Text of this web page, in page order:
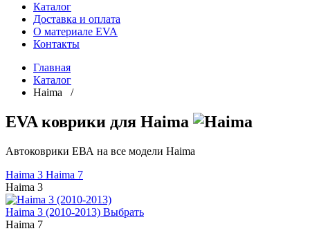
Каталог
Доставка и оплата
О материале EVA
Контакты
Главная
Каталог
Haima /
EVA коврики для Haima
Автоковрики ЕВА на все модели Haima
Haima 3 Haima 7
Haima 3
Haima 3 (2010-2013) Выбрать
Haima 7